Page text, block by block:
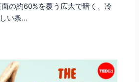
の約60%を覆う広大で暗く、冷
い条…